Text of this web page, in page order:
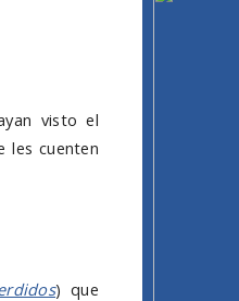
visto el
les cuenten
) que